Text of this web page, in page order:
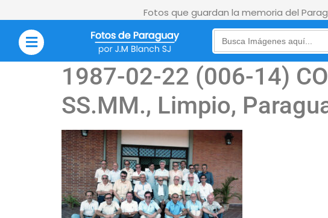
Fotos que guardan la memoria del
Search
for:
1987-02-22 (006-14)
SS.MM., Limpio,